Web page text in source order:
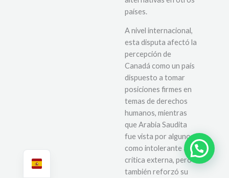
países.
A nivel internacional,
esta disputa afectó la
percepción de
Canadá como un país
dispuesto a tomar
posiciones firmes en
temas de derechos
humanos, mientras
que Arabia Saudita
fue vista por algunos
como intolerante a la
crítica externa, pero
también reforzó su
¿Necesitas ayuda?